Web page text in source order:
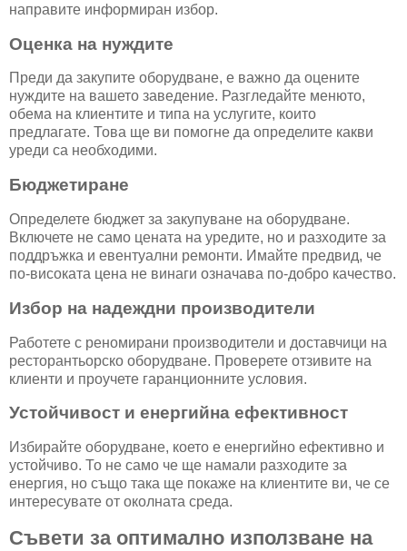
направите информиран избор.
Оценка на нуждите
Преди да закупите оборудване, е важно да оцените
нуждите на вашето заведение. Разгледайте менюто,
обема на клиентите и типа на услугите, които
предлагате. Това ще ви помогне да определите какви
уреди са необходими.
Бюджетиране
Определете бюджет за закупуване на оборудване.
Включете не само цената на уредите, но и разходите за
поддръжка и евентуални ремонти. Имайте предвид, че
по-високата цена не винаги означава по-добро качество.
Избор на надеждни производители
Работете с реномирани производители и доставчици на
ресторантьорско оборудване. Проверете отзивите на
клиенти и проучете гаранционните условия.
Устойчивост и енергийна ефективност
Избирайте оборудване, което е енергийно ефективно и
устойчиво. То не само че ще намали разходите за
енергия, но също така ще покаже на клиентите ви, че се
интересувате от околната среда.
Съвети за оптимално използване на